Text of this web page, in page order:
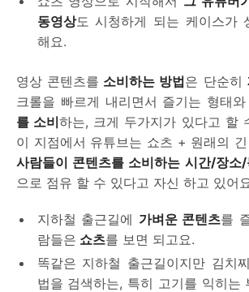
동영상도 시청하게 되는 케이스가
해요.
영상 콘텐츠를 소비하는 방법은 단순히
크롤을 빠르게 내리면서 즐기는 형태와
를 소비하는, 크게 두가지가 있다고 할
이 지점에서 유튜브는 쇼츠 + 원래의
사람들이 콘텐츠를 소비하는 시간/장소/
으로 점유 할 수 있다고 자신 하고 있어
지하철 출근길에 가벼운 콘텐츠를
람들은 쇼츠를 보면 되고요.
똑같은 지하철 출근길이지만 김치
법을 검색하는, 특히 고기를 익히는